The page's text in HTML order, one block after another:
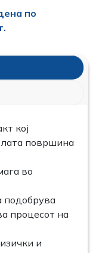
по
кој
површина
во
подобрува
процесот на
и